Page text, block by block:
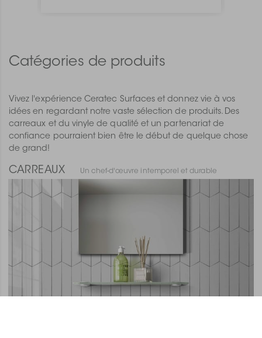
Catégories de produits
Vivez l'expérience Ceratec Surfaces et donnez vie à vos
idées en regardant notre vaste sélection de produits. Des
carreaux et du vinyle de qualité et un partenariat de
confiance pourraient bien être le début de quelque chose
de grand!
CARREAUX Un chef-d'œuvre intemporel et durable